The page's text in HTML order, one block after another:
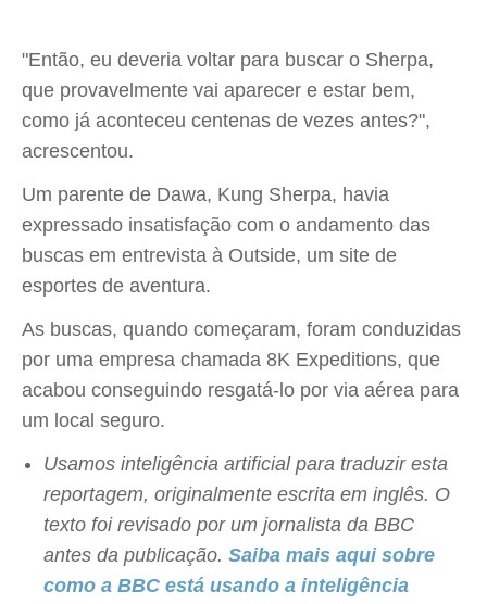
"Então, eu deveria voltar para buscar o Sherpa,
que provavelmente vai aparecer e estar bem,
como já aconteceu centenas de vezes antes?",
acrescentou.
Um parente de Dawa, Kung Sherpa, havia
expressado insatisfação com o andamento das
buscas em entrevista à Outside, um site de
esportes de aventura.
As buscas, quando começaram, foram conduzidas
por uma empresa chamada 8K Expeditions, que
acabou conseguindo resgatá-lo por via aérea para
um local seguro.
Usamos inteligência artificial para traduzir esta
reportagem, originalmente escrita em inglês. O
texto foi revisado por um jornalista da BBC
antes da publicação. Saiba mais aqui sobre
como a BBC está usando a inteligência